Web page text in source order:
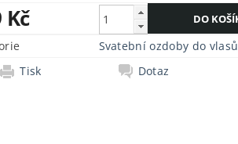
Kč
Svatební ozdoby do vlasů
Tisk
Dotaz